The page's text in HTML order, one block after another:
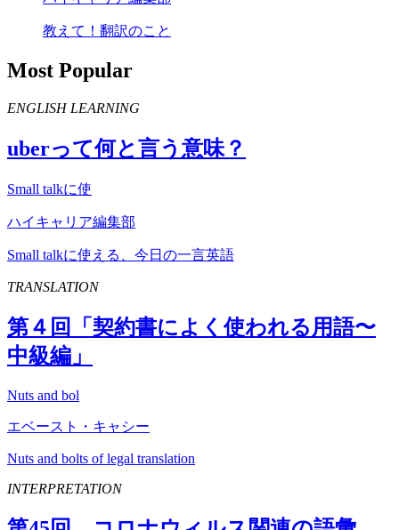
教えて！翻訳のこと
Most Popular
ENGLISH LEARNING
uberって何と言う意味？
Small talkに使
ハイキャリア編集部
Small talkに使える、今日の一言英語
TRANSLATION
第４回「契約書によく使われる用語〜
中級編」
Nuts and bol
エベースト・キャシー
Nuts and bolts of legal translation
INTERPRETATION